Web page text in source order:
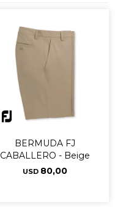
BERMUDA FJ
CABALLERO - Beige
USD 80,00